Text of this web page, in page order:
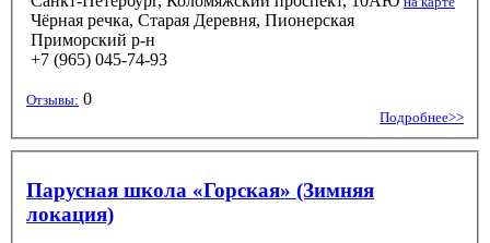
Чёрная речка, Старая Деревня, Пионерская
Приморский р-н
+7 (965) 045-74-93
Отзывы: 0
Подробнее>>
Парусная школа «Горская» (Зимняя
локация)